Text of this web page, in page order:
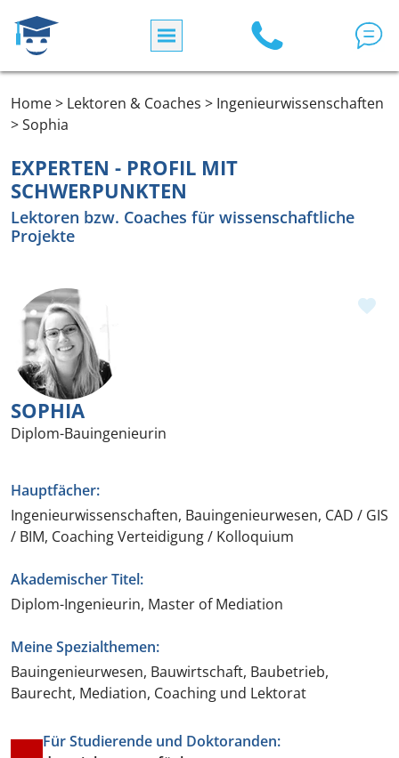
Home > Lektoren & Coaches > Ingenieurwissenschaften
> Sophia
EXPERTEN - PROFIL MIT
SCHWERPUNKTEN
Lektoren bzw. Coaches für wissenschaftliche
Projekte
SOPHIA
Diplom-Bauingenieurin
Hauptfächer:
Ingenieurwissenschaften, Bauingenieurwesen, CAD / GIS
/ BIM, Coaching Verteidigung / Kolloquium
Akademischer Titel:
Diplom-Ingenieurin, Master of Mediation
Meine Spezialthemen:
Bauingenieurwesen, Bauwirtschaft, Baubetrieb,
Baurecht, Mediation, Coaching und Lektorat
Für Studierende und Doktoranden: